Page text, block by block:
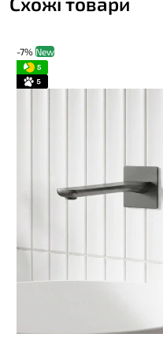
-7% New